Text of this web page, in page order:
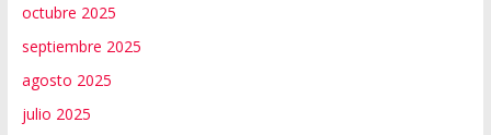
octubre 2025
septiembre 2025
agosto 2025
julio 2025